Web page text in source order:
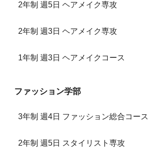
2年制 週5日 ヘアメイク専攻
2年制 週3日 ヘアメイク専攻
1年制 週3日 ヘアメイクコース
ファッション学部
3年制 週4日 ファッション総合コース
2年制 週5日 スタイリスト専攻